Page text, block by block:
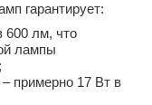
гарантирует:
600 лм, что
лампы
примерно 17 Вт в